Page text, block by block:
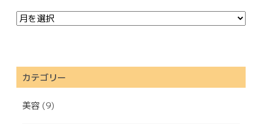
カテゴリー
美容 (9)